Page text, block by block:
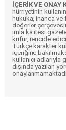
İÇERİK VE ONAY
hürriyetinin
hukuka, inanca ve
değerler
imla kalitesi
küfür, rencide edici
Türkçe karakter
içeriğine
kullanıcı adlarıyla
dışında yazılan